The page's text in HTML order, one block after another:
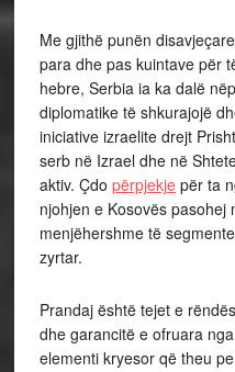
Me gjithë punën
para dhe pas kuintave për
hebre, Serbia ia ka dalë
diplomatike të shkurajojë
iniciative izraelite drejt
serb në Izrael dhe në
aktiv. Çdo përpjekjepër ta
njohjen e Kosovës pasohej
menjëhershme të
zyrtar.
Prandaj është tejet e
dhe garancitë e ofruara
elementi kryesor që theu